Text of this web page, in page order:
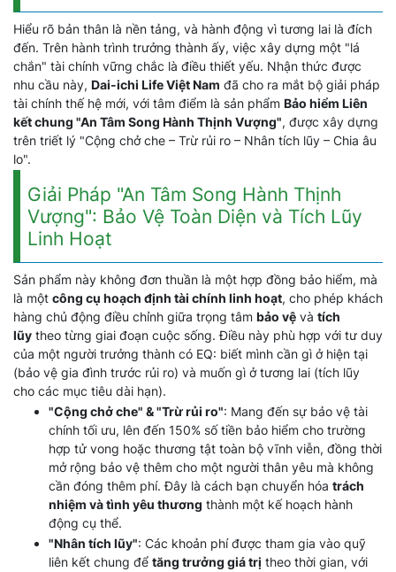
Hiểu rõ bản thân là nền tảng, và hành động vì tương lai là đích
đến. Trên hành trình trưởng thành ấy, việc xây dựng một "lá
chắn" tài chính vững chắc là điều thiết yếu. Nhận thức được
nhu cầu này, Dai-ichi Life Việt Nam đã cho ra mắt bộ giải pháp
tài chính thế hệ mới, với tâm điểm là sản phẩm Bảo hiểm Liên
kết chung "An Tâm Song Hành Thịnh Vượng", được xây dựng
trên triết lý "Cộng chở che – Trừ rủi ro – Nhân tích lũy – Chia âu
lo".
Giải Pháp "An Tâm Song Hành Thịnh
Vượng": Bảo Vệ Toàn Diện và Tích Lũy
Linh Hoạt
Sản phẩm này không đơn thuần là một hợp đồng bảo hiểm, mà
là một công cụ hoạch định tài chính linh hoạt, cho phép khách
hàng chủ động điều chỉnh giữa trọng tâm bảo vệ và tích
lũy theo từng giai đoạn cuộc sống. Điều này phù hợp với tư duy
của một người trưởng thành có EQ: biết mình cần gì ở hiện tại
(bảo vệ gia đình trước rủi ro) và muốn gì ở tương lai (tích lũy
cho các mục tiêu dài hạn).
"Cộng chở che" & "Trừ rủi ro": Mang đến sự bảo vệ tài
chính tối ưu, lên đến 150% số tiền bảo hiểm cho trường
hợp tử vong hoặc thương tật toàn bộ vĩnh viễn, đồng thời
mở rộng bảo vệ thêm cho một người thân yêu mà không
cần đóng thêm phí. Đây là cách bạn chuyển hóa trách
nhiệm và tình yêu thương thành một kế hoạch hành
động cụ thể.
"Nhân tích lũy": Các khoản phí được tham gia vào quỹ
liên kết chung để tăng trưởng giá trị theo thời gian, với